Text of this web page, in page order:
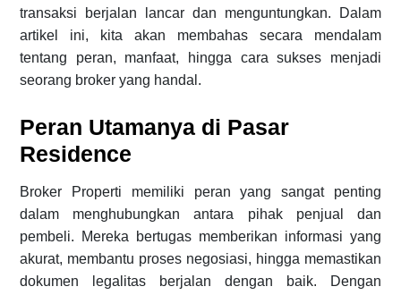
transaksi berjalan lancar dan menguntungkan. Dalam
artikel ini, kita akan membahas secara mendalam
tentang peran, manfaat, hingga cara sukses menjadi
seorang broker yang handal.
Peran Utamanya di Pasar
Residence
Broker Properti memiliki peran yang sangat penting
dalam menghubungkan antara pihak penjual dan
pembeli. Mereka bertugas memberikan informasi yang
akurat, membantu proses negosiasi, hingga memastikan
dokumen legalitas berjalan dengan baik. Dengan